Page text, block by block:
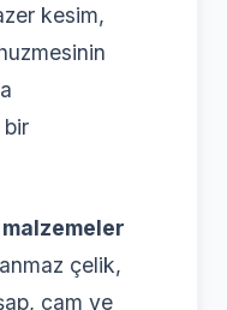
kesim,
bir
çelik,
cam ve